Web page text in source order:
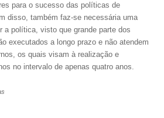
para o sucesso das políticas de
disso, também faz-se necessária uma
a política, visto que grande parte dos
executados a longo prazo e não atendem
os quais visam à realização e
no intervalo de apenas quatro anos.